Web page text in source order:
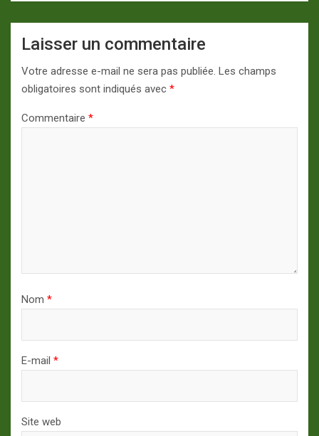
Laisser un commentaire
Votre adresse e-mail ne sera pas publiée. Les champs
obligatoires sont indiqués avec *
Commentaire *
Nom *
E-mail *
Site web